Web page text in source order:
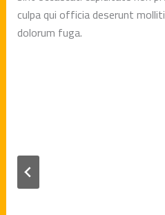
culpa qui officia deserunt
dolorum fuga.